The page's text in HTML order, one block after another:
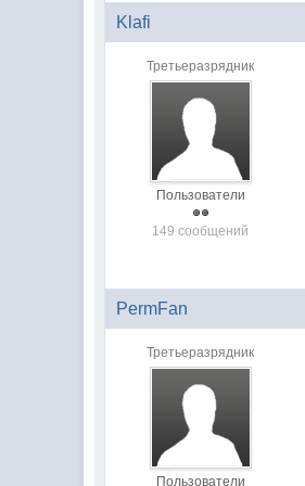
Klafi
Третьеразрядник
Пользователи
149 сообщений
PermFan
Третьеразрядник
Пользователи